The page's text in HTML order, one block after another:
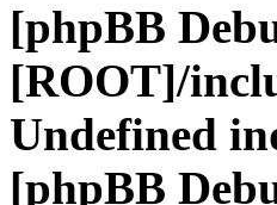
[phpBB
[ROOT]/
Undefined
[phpBB